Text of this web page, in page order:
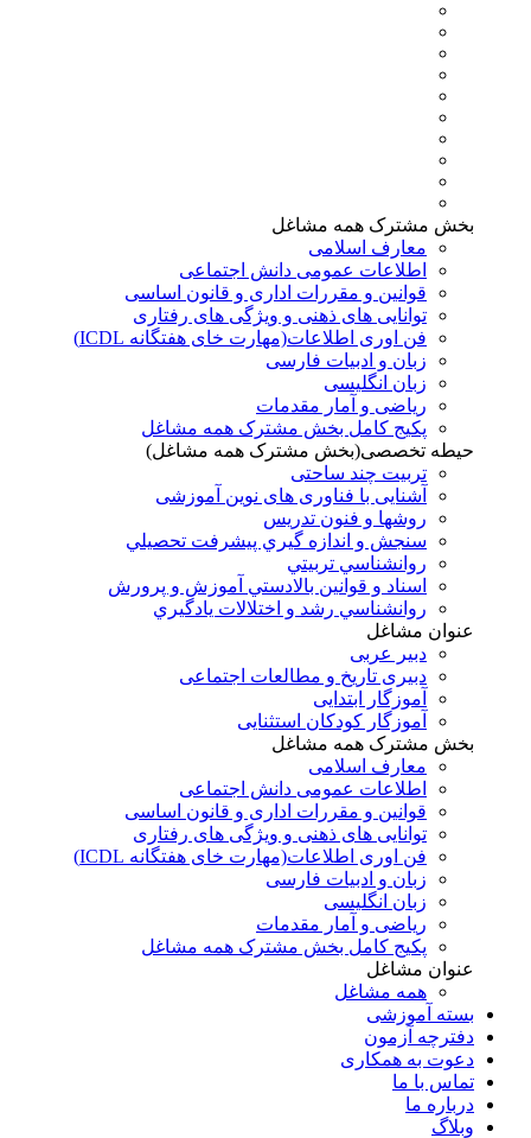
بخش مشترک همه مشاغل
معارف اسلامی
اطلاعات عمومی دانش اجتماعی
قوانین و مقررات اداری و قانون اساسی
توانایی های ذهنی و ویژگی های رفتاری
فن اوری اطلاعات(مهارت خای هفتگانه ICDL)
زبان و ادبیات فارسی
زبان انگلیسی
ریاضی و آمار مقدمات
پکیج کامل بخش مشترک همه مشاغل
حیطه تخصصی(بخش مشترک همه مشاغل)
تربیت چند ساحتی
آشنایی با فناوری های نوین آموزشی
روشها و فنون تدريس
سنجش و اندازه گيري پيشرفت تحصيلي
روانشناسي تربيتي
اسناد و قوانين بالادستي آموزش و پرورش
روانشناسي رشد و اختلالات يادگيري
عنوان مشاغل
دبير عربی
دبیری تاریخ و مطالعات اجتماعی
آموزگار ابتدایی
آموزگار کودکان استثنایی
بخش مشترک همه مشاغل
معارف اسلامی
اطلاعات عمومی دانش اجتماعی
قوانین و مقررات اداری و قانون اساسی
توانایی های ذهنی و ویژگی های رفتاری
فن اوری اطلاعات(مهارت خای هفتگانه ICDL)
زبان و ادبیات فارسی
زبان انگلیسی
ریاضی و آمار مقدمات
پکیج کامل بخش مشترک همه مشاغل
عنوان مشاغل
همه مشاغل
بسته آموزشی
دفترچه آزمون
دعوت به همکاری
تماس با ما
درباره ما
وبلاگ